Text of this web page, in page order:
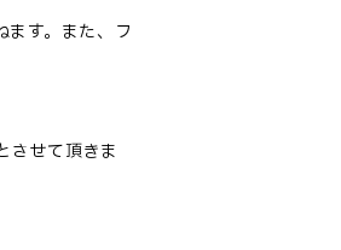
す。また、フ
させて頂きま